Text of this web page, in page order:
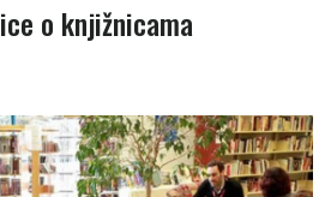
o knjižnicama